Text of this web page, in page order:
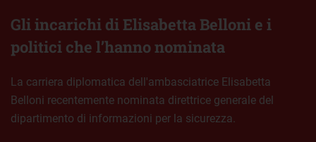
Gli incarichi di Elisabetta Belloni e i
politici che l’hanno nominata
La carriera diplomatica dell'ambasciatrice Elisabetta
Belloni recentemente nominata direttrice generale del
dipartimento di informazioni per la sicurezza.